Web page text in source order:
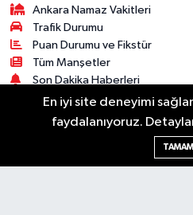
Ankara Namaz Vakitleri
Trafik Durumu
Puan Durumu ve Fikstür
Tüm Manşetler
Son Dakika Haberleri
Haber Arşivi
Künye
Bilim &
En iyi site deneyimi
faydalanıyoruz.
TAMAM